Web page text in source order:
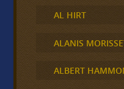
AL HIRT
ALANIS
ALBERT